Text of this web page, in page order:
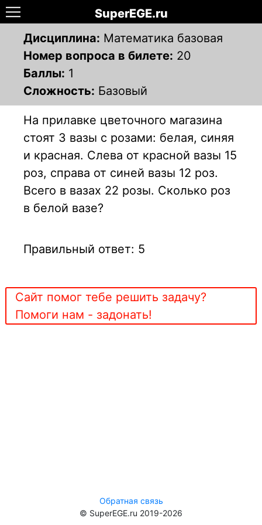
SuperEGE.ru
Дисциплина: Математика базовая
Номер вопроса в билете: 20
Баллы: 1
Сложность: Базовый
На прилавке цветочного магазина
стоят 3 вазы с розами: белая, синяя
и красная. Слева от красной вазы 15
роз, справа от синей вазы 12 роз.
Всего в вазах 22 розы. Сколько роз
в белой вазе?
Правильный ответ: 5
Сайт помог тебе решить задачу?
Помоги нам - задонать!
Обратная связь
© SuperEGE.ru 2019-2026